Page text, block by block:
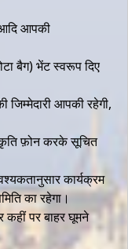
आपने सिद्धाचल नव्वाणु
आपकी
बैग) भेंट स्वरूप दिए
आपकी रहेगी,
फ़ोन करके सूचित
कार्यक्रम
का रहेगा।
पर बाहर घूमने